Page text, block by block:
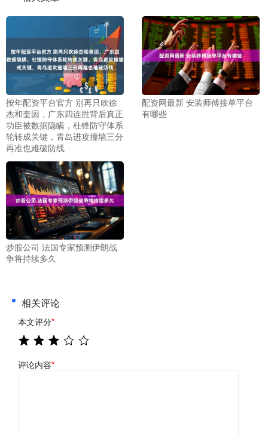
按年配资平台官方 别再只吹徐
杰和奎因，广东四连胜背后真正
功臣被数据隐瞒，杜锋防守体系
轮转成关键，青岛进攻撞墙三分
再准也难破防线
配资网最新 安装师傅接单平台
有哪些
炒股公司 法国专家预测伊朗战
争将持续多久
相关评论
本文评分*
评论内容*